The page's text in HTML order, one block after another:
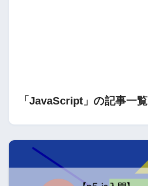
「JavaScript」の記事一覧